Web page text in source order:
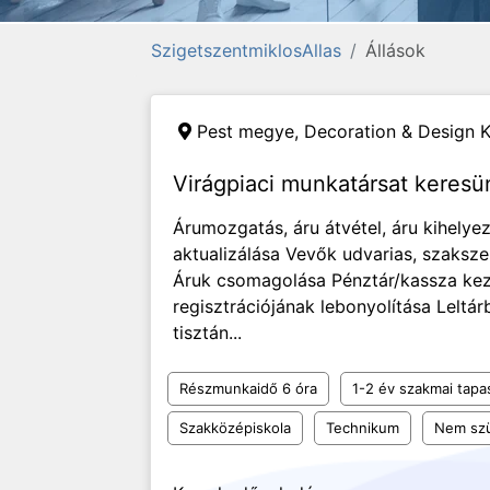
SzigetszentmiklosAllas Állások
Pest megye, Decoration & Design
Virágpiaci munkatársat
Árumozgatás, áru átvétel, áru
aktualizálása Vevők udvarias,
Áruk csomagolása Pénztár/kassza
regisztrációjának lebonyolítása
tisztán...
Részmunkaidő 6 óra 1-2 év szakmai
Szakközépiskola Technikum Nem